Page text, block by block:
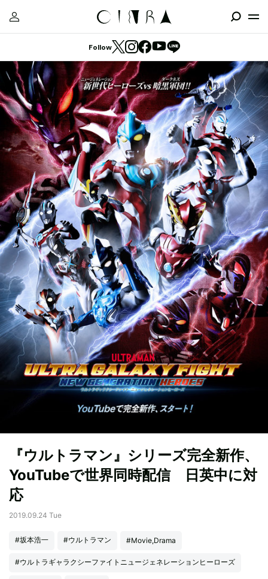
Follow
『ウルトラマン』シリーズ完全新作、
YouTubeで世界同時配信 日英中に対
応
2019.09.24 Tue
#坂本浩一 #ウルトラマン #Movie,Drama
#ウルトラギャラクシーファイトニュージェネレーションヒーローズ